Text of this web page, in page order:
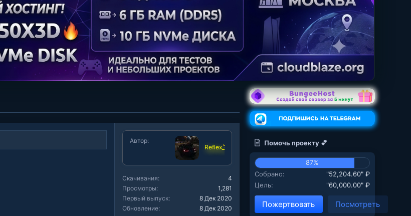
Автор
Reflex_
Скачивания
4
Просмотры
1,281
Первый выпуск
8 Дек 2020
Обновление
8 Дек 2020
Помочь проекту 💕
87%
Собрано
"52,204.60" ₽
Цель
"60,000.00" ₽
Пожертвовать Посмотреть